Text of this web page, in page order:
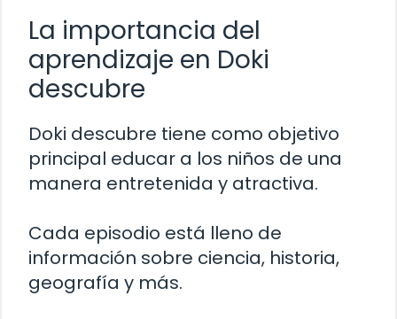
La importancia del
aprendizaje en Doki
descubre
Doki descubre tiene como objetivo
principal educar a los niños de una
manera entretenida y atractiva.
Cada episodio está lleno de
información sobre ciencia, historia,
geografía y más.